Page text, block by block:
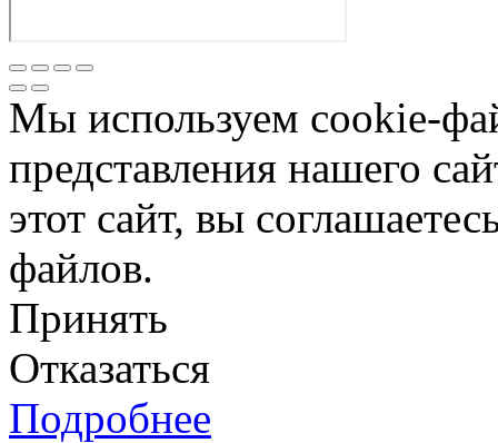
Мы используем cookie-
представления нашего
этот сайт, вы
файлов.
Принять
Отказаться
Подробнее